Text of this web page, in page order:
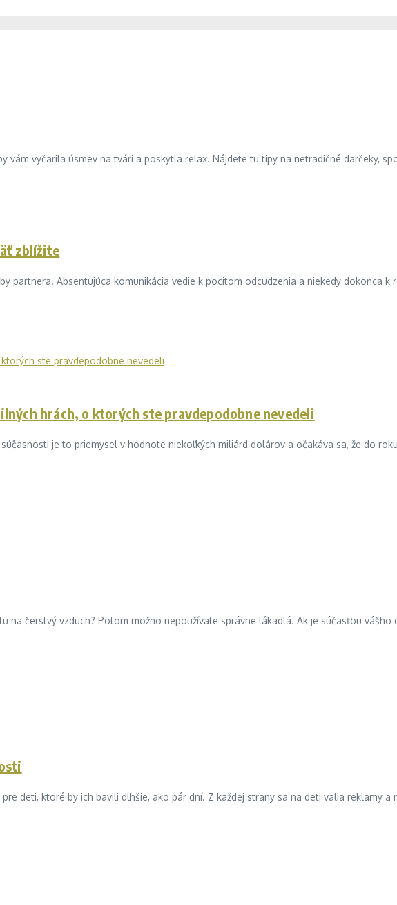
vám vyčarila úsmev na tvári a poskytla relax. Nájdete tu tipy na netradičné darčeky,
zblížite
partnera. Absentujúca komunikácia vedie k pocitom odcudzenia a niekedy dokonca k
hrách, o ktorých ste pravdepodobne nevedeli
je to priemysel v hodnote niekoľkých miliárd dolárov a očakáva sa, že do
čerstvý vzduch? Potom možno nepoužívate správne lákadlá. Ak je súčasťou vášho
deti, ktoré by ich bavili dlhšie, ako pár dní. Z každej strany sa na deti valia reklamy